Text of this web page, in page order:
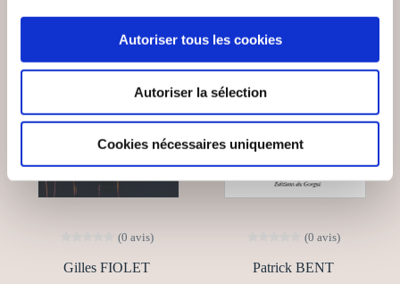
Autoriser tous les cookies
Autoriser la sélection
Cookies nécessaires uniquement
(0 avis)
Gilles FIOLET
NEW
(0 avis)
Patrick BENT